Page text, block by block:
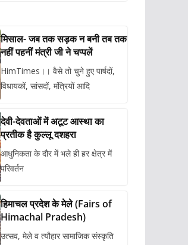
मिसाल- जब तक सड़क न बनी तब तक
नहीं पहनीं मंत्री जी ने चप्पलें
HimTimes।। वैसे तो चुने हुए पार्षदों,
विधायकों, सांसदों, मंत्रियों आदि
देवी-देवताओं में अटूट आस्था का
प्रतीक है कुल्लू दशहरा
आधुनिकता के दौर में भले ही हर क्षेत्र में
परिवर्तन
हिमाचल प्रदेश के मेले (Fairs of
Himachal Pradesh)
उत्सव, मेले व त्यौहार सामाजिक संस्कृति